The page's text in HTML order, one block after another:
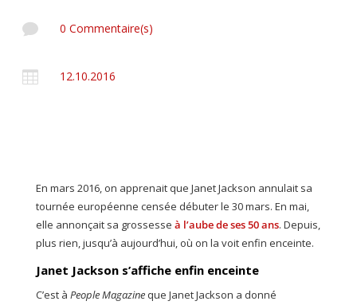
 0 Commentaire(s)
 12.10.2016
En mars 2016, on apprenait que Janet Jackson annulait sa
tournée européenne censée débuter le 30 mars. En mai,
elle annonçait sa grossesse à l’aube de ses 50 ans. Depuis,
plus rien, jusqu’à aujourd’hui, où on la voit enfin enceinte.
Janet Jackson s’affiche enfin enceinte
C’est à People Magazineque Janet Jackson a donné